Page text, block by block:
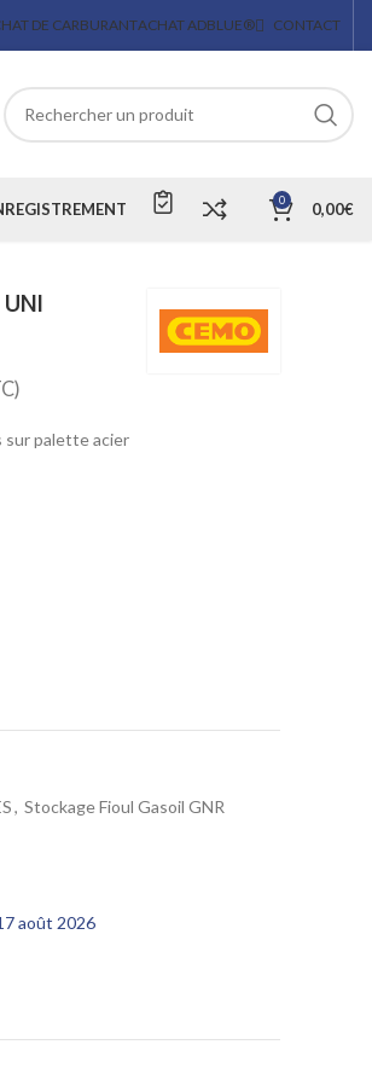
DE CARBURANTACHAT ADBLUE® CONTACT
0 0,00€
sur palette acier
, Stockage Fioul Gasoil GNR
août 2026